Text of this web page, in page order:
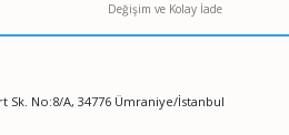
daha pahalı.
Değişim ve Kolay İade
Sk. No:8/A, 34776 Ümraniye/İstanbul